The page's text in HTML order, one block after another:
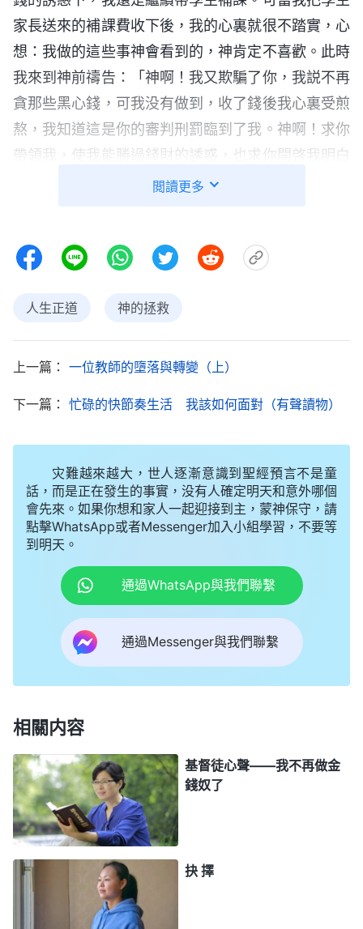
家長送來的補課費收下後，我的心裏就很不踏實，心
想：我做的這些事神會看到的，神肯定不喜歡。此時
我來到神前禱告：「神啊！我又欺騙了你，我説不再
貪那些黑心錢，可我没有做到，收了錢後我心裏受煎
熬，我知道這是你的審判刑罰臨到了我。神啊！求你
帶領我，使我能勝過錢財的誘惑，也求你開啓我明白
你的心意。」禱告後，我看到神的話説：「
來越下降，甚至可以説以至于到現在，多數人没有人
一次這樣的潮流讓本來身心就不健全的人，讓本來就
不知道什麽是真理的人，讓本來就對正面事物與反面
事物毫無分辨的人，心甘情願地接受了這些潮流，接
觀，接受了撒但告訴給人的怎麽對待生活與撒但
没有能力去反抗，更没有意識去反抗。……在人對金
錢的要求不斷增長的情况下，人越來越愛錢，越來越
愛利，越來越愛享受，那麽人把錢是不是看得更重
了？人把錢看得更重的時候，人不知不覺就看淡了名
譽，看淡了名聲、信譽、人格，看淡了這些，是不是
」「
當人能對撒但有這樣的投靠與忠心之後，人
還能自己控制自己嗎？肯定不能了，人就徹徹底底地
被撒但控制了，人也就徹徹底底地陷在了這泥潭當中
和利對人來説誘惑太大，是人一生甚至永遠都追求不
完的東西，這是不是實情？……為了這個『名』和
『利』，人類就遠離神，背叛神，人類生存了一代又
一代，就越來越邪惡，越來越黑暗，就這樣，一代又
一代的人被毁在了撒但的名和利當中。
話，覺得神的話説得好實際，揭穿了我們隨從撒但興
起的邪惡潮流，崇尚名利的撒但醜相。撒但用「人過
閲讀更多
人生正道 神的拯救
上一篇： 一位教師的墮落與轉變（上）
下一篇： 忙碌的快節奏生活 我該如何面對（有聲讀物）
灾難越來越大，世人逐漸意識到聖經預言不是童
話，而是正在發生的事實，没有人確定明天和意外哪個
會先來。如果你想和家人一起迎接到主，蒙神保守，請
點擊WhatsApp或者Messenger加入小組學習，不要等
到明天。
通過WhatsApp與我們聯繫
通過Messenger與我們聯繫
相關内容
基督徒心聲——我不再做金
錢奴了
抉 擇